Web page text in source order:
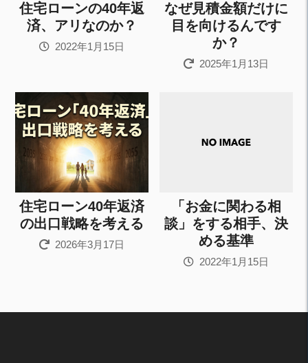
住宅ローンの40年返
済、アリなのか？
2022年1月15日
なぜ見積金額だけに
目を向けるんです
か？
2025年1月13日
住宅ローン40年返済
の出口戦略を考える
2026年3月17日
「お金に関わる相
談」をする相手、決
める基準
2022年1月15日